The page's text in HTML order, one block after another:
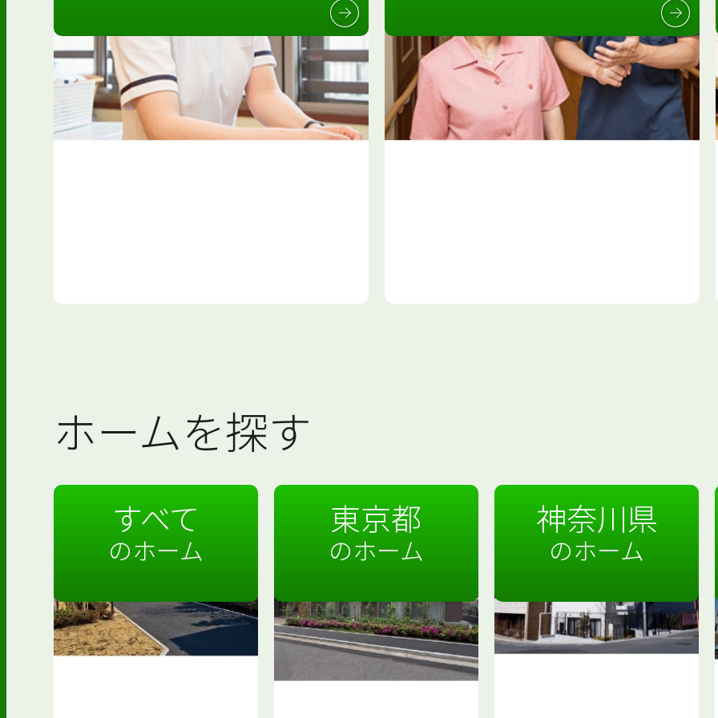
ホームを探す
すべて
のホーム
東京都
のホーム
神奈川県
のホーム